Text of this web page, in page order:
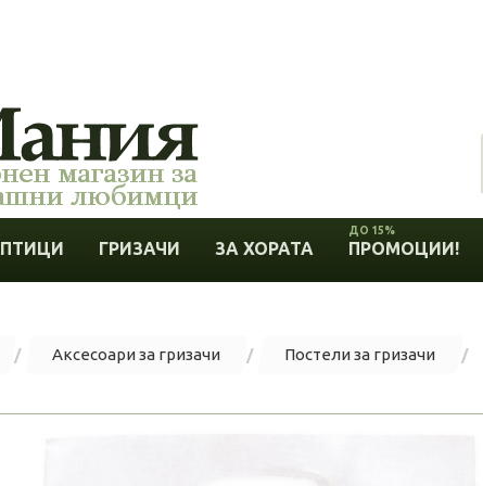
ПТИЦИ ГРИЗАЧИ ЗА ХОРАТА ПРОМОЦИИ!
ДО 15%
Аксесоари за гризачи Постели за гризачи